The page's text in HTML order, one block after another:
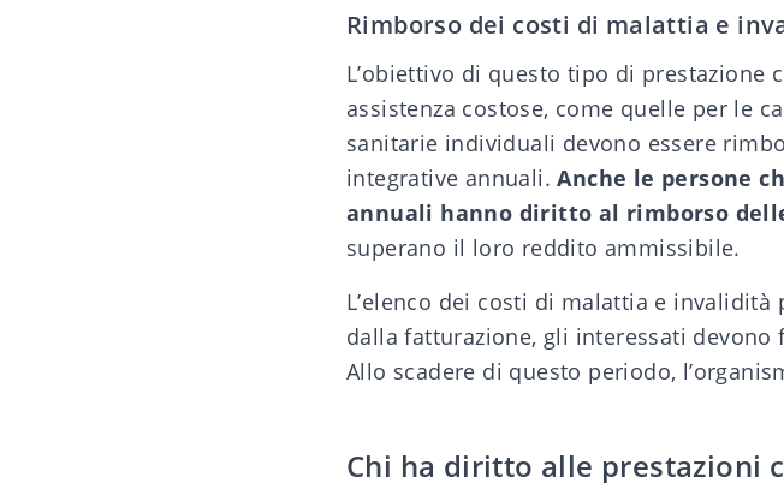
Rimborso dei costi di malattia e
L’obiettivo di questo tipo di prestazione
assistenza costose, come quelle per le
sanitarie individuali devono essere
integrative annuali.Anche le persone
annuali hanno diritto al rimborso
superano il loro reddito ammissibile.
L’elenco dei costi di malattia e
dalla fatturazione, gli interessati
Allo scadere di questo periodo,
Chi ha diritto alle prestazioni